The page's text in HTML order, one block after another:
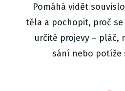
Pomáhá vidět
těla a pochopit, proč
určité projevy – pláč,
sání nebo potíže